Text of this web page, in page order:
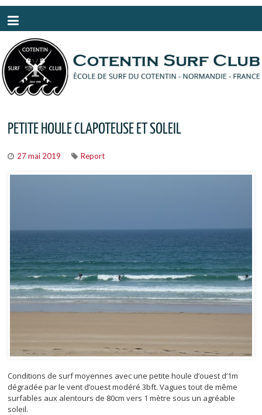
PETITE HOULE CLAPOTEUSE ET SOLEIL
27 mai 2019 Report
Conditions de surf moyennes avec une petite houle d’ouest d’1m
dégradée par le vent d’ouest modéré 3bft. Vagues tout de même
surfables aux alentours de 80cm vers 1 mètre sous un agréable
soleil.
Panneau de gestion des cookies